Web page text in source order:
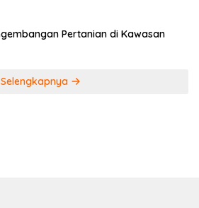
Pertanian di Kawasan
Selengkapnya